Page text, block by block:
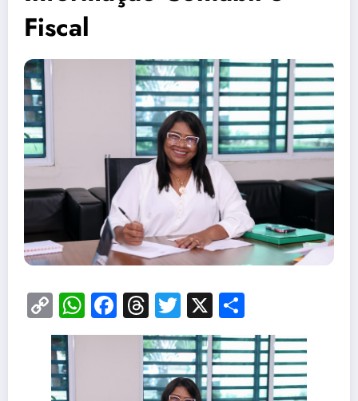
Fiscal
Copy
Link
WhatsApp
Facebook
Threads
Twitter
X